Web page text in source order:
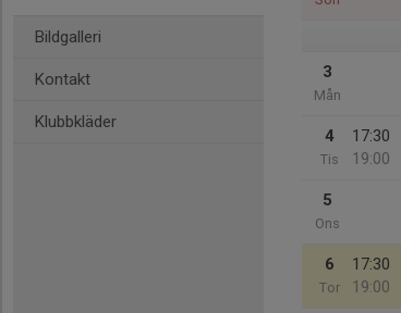
Bildgalleri
Kontakt
Klubbkläder
3
Mån
4
Tis
17:30
19:00
5
Ons
6
Tor
17:30
19:00